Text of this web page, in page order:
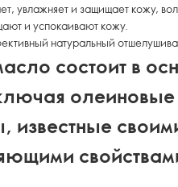
увлажняет и защищает кожу,
и успокаивают кожу.
натуральный
состоит в
известные